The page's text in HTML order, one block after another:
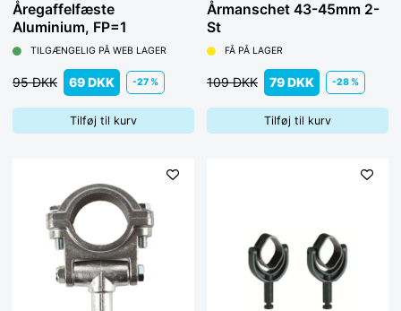
Åregaffelfæste
Aluminium, FP=1
TILGÆNGELIG PÅ WEB LAGER
69 DKK
95 DKK -27 %
Tilføj til kurv
Årmanschet 43-45mm 2-
St
FÅ PÅ LAGER
79 DKK
109 DKK -28 %
Tilføj til kurv